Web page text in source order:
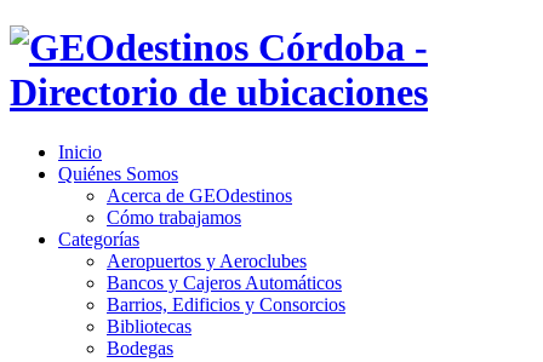
Inicio
Quiénes Somos
Acerca de GEOdestinos
Cómo trabajamos
Categorías
Aeropuertos y Aeroclubes
Bancos y Cajeros Automáticos
Barrios, Edificios y Consorcios
Bibliotecas
Bodegas